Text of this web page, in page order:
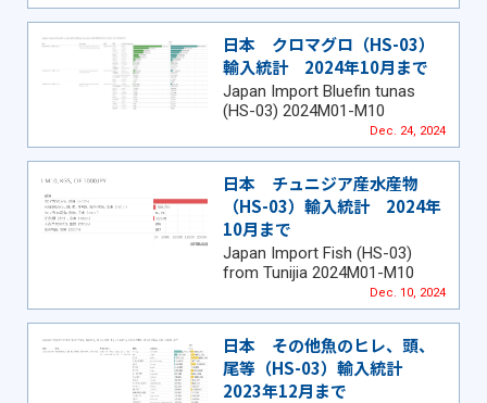
日本 クロマグロ（HS-03）
輸入統計 2024年10月まで
Japan Import Bluefin tunas
(HS-03) 2024M01-M10
Dec. 24, 2024
日本 チュニジア産水産物
（HS-03）輸入統計 2024年
10月まで
Japan Import Fish (HS-03)
from Tunijia 2024M01-M10
Dec. 10, 2024
日本 その他魚のヒレ、頭、
尾等（HS-03）輸入統計
2023年12月まで